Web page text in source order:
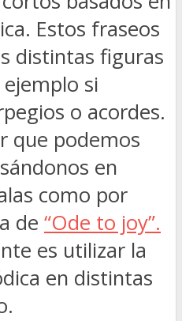
Estos fraseos
distintas figuras
si
o acordes.
que podemos
en
como por
de “Ode to joy”.
es utilizar la
en distintas